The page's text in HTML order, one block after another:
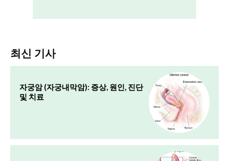
최신 기사
자궁암 (자궁내막암): 증상, 원인, 진단
및 치료